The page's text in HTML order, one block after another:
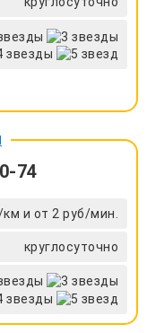
74
и от 2 руб/мин.
круглосуточно